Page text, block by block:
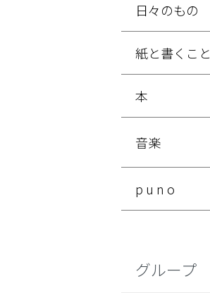
日々のもの
紙と書くこと
本
音楽
p u n o
グループ